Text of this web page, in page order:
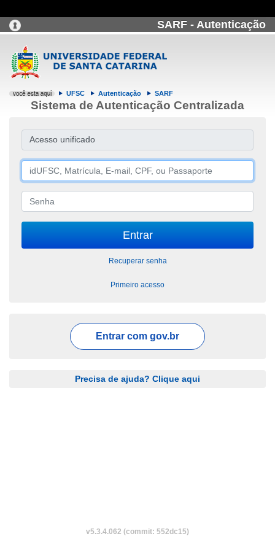
SARF - Autenticação
UFSC Autenticação SARF
Sistema de Autenticação Centralizada
Acesso unificado
Recuperar senha
Primeiro acesso
Entrar com gov.br
Precisa de ajuda? Clique aqui
v5.3.4.062 (commit: 552dc15)